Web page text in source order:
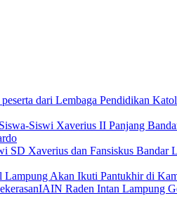
peserta dari Lembaga Pendidikan
Siswi Xaverius II Panjang
SD Xaverius dan Fansiskus
Lampung Akan Ikuti Pantukhir di
IAIN Raden Intan Lampung